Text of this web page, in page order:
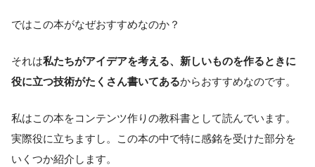
ではこの本がなぜおすすめなのか？
それは私たちがアイデアを考える、新しいものを作るときに
役に立つ技術がたくさん書いてあるからおすすめなのです。
私はこの本をコンテンツ作りの教科書として読んでいます。
実際役に立ちますし。この本の中で特に感銘を受けた部分を
いくつか紹介します。